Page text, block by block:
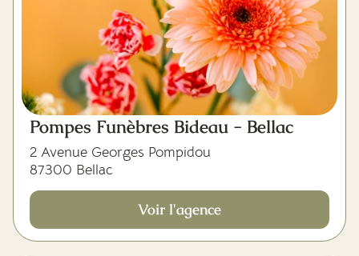
Pompes Funèbres Bideau - Bellac
2 Avenue Georges Pompidou
87300 Bellac
Voir l'agence